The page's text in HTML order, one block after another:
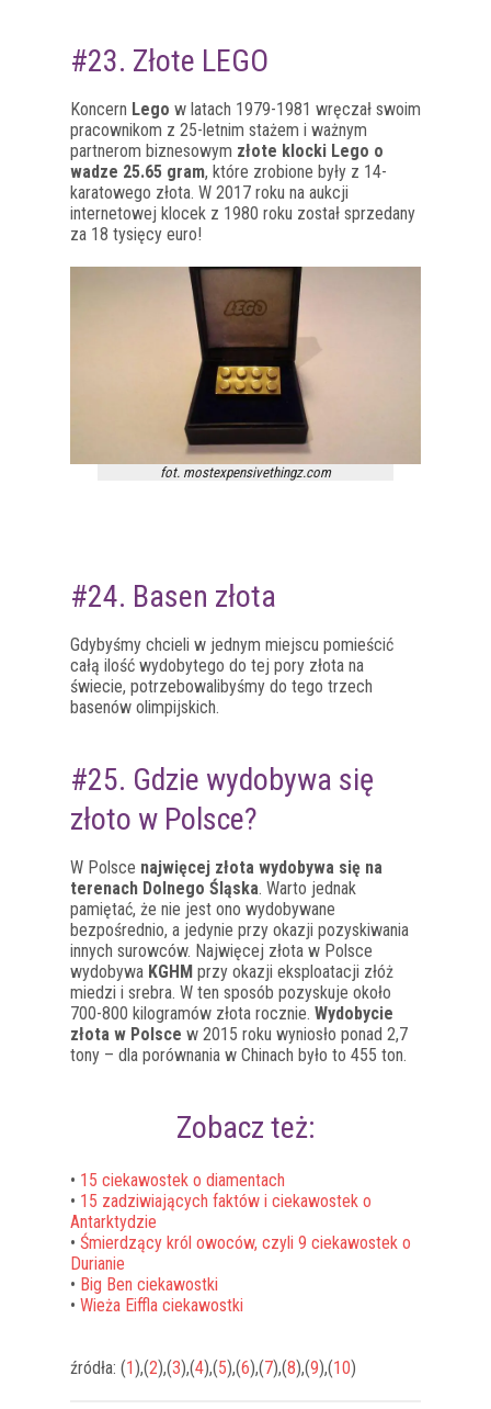
#23. Złote LEGO
Koncern Lego w latach 1979-1981 wręczał swoim
pracownikom z 25-letnim stażem i ważnym
partnerom biznesowym złote klocki Lego o
wadze 25.65 gram, które zrobione były z 14-
karatowego złota. W 2017 roku na aukcji
internetowej klocek z 1980 roku został sprzedany
za 18 tysięcy euro!
fot. mostexpensivethingz.com
#24. Basen złota
Gdybyśmy chcieli w jednym miejscu pomieścić
całą ilość wydobytego do tej pory złota na
świecie, potrzebowalibyśmy do tego trzech
basenów olimpijskich.
#25. Gdzie wydobywa się
złoto w Polsce?
W Polsce najwięcej złota wydobywa się na
terenach Dolnego Śląska. Warto jednak
pamiętać, że nie jest ono wydobywane
bezpośrednio, a jedynie przy okazji pozyskiwania
innych surowców. Najwięcej złota w Polsce
wydobywa KGHM przy okazji eksploatacji złóż
miedzi i srebra. W ten sposób pozyskuje około
700-800 kilogramów złota rocznie. Wydobycie
złota w Polsce w 2015 roku wyniosło ponad 2,7
tony – dla porównania w Chinach było to 455 ton.
Zobacz też:
• 15 ciekawostek o diamentach
• 15 zadziwiających faktów i ciekawostek o
Antarktydzie
• Śmierdzący król owoców, czyli 9 ciekawostek o
Durianie
• Big Ben ciekawostki
• Wieża Eiffla ciekawostki
źródła: (1),(2),(3),(4),(5),(6),(7),(8),(9),(10)